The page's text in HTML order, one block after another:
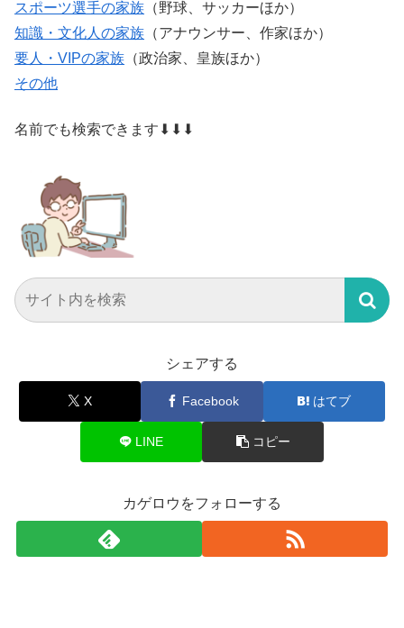
スポーツ選手の家族 （野球、サッカーほか）
知識・文化人の家族 （アナウンサー、作家ほか）
要人・VIPの家族 （政治家、皇族ほか）
その他
名前でも検索できます⬇⬇⬇
シェアする
X Facebook はてブ
LINE コピー
カゲロウをフォローする